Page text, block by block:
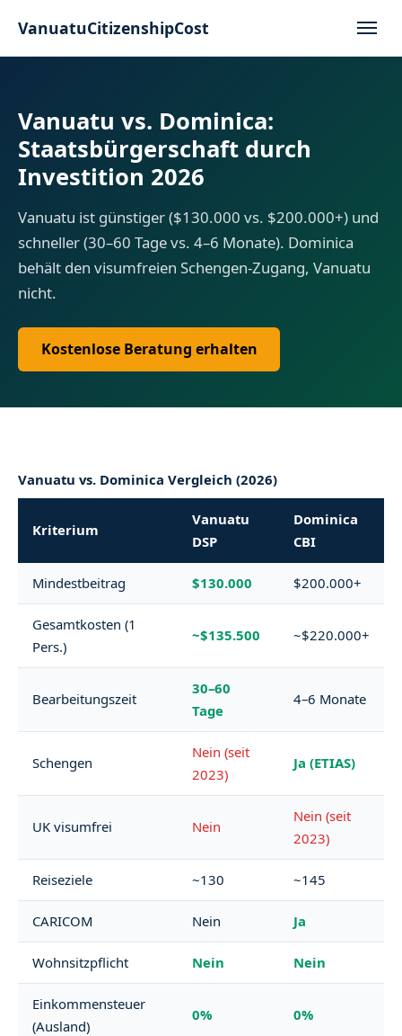
VanuatuCitizenshipCost
Vanuatu vs. Dominica:
Staatsbürgerschaft durch
Investition 2026
Vanuatu ist günstiger ($130.000 vs. $200.000+) und
schneller (30–60 Tage vs. 4–6 Monate). Dominica
behält den visumfreien Schengen-Zugang, Vanuatu
nicht.
Kostenlose Beratung erhalten
Vanuatu vs. Dominica Vergleich (2026)
Kriterium
Vanuatu
DSP
Dominica
CBI
Mindestbeitrag $130.000 $200.000+
Gesamtkosten (1
Pers.)
~$135.500 ~$220.000+
Bearbeitungszeit
30–60
Tage
4–6 Monate
Schengen
Nein (seit
2023)
Ja (ETIAS)
UK visumfrei Nein
Nein (seit
2023)
Reiseziele ~130 ~145
CARICOM Nein Ja
Wohnsitzpflicht Nein Nein
Einkommensteuer
(Ausland)
0% 0%